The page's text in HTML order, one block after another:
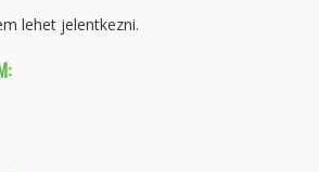
lehet jelentkezni.